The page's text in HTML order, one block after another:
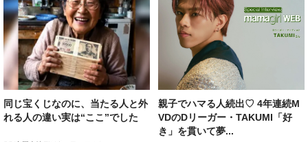
同じ宝くじなのに、当たる人と外
れる人の違い実は“ここ”でした
親子でハマる人続出♡ 4年連続M
VDのDリーガー・TAKUMI「好
き」を貫いて夢...